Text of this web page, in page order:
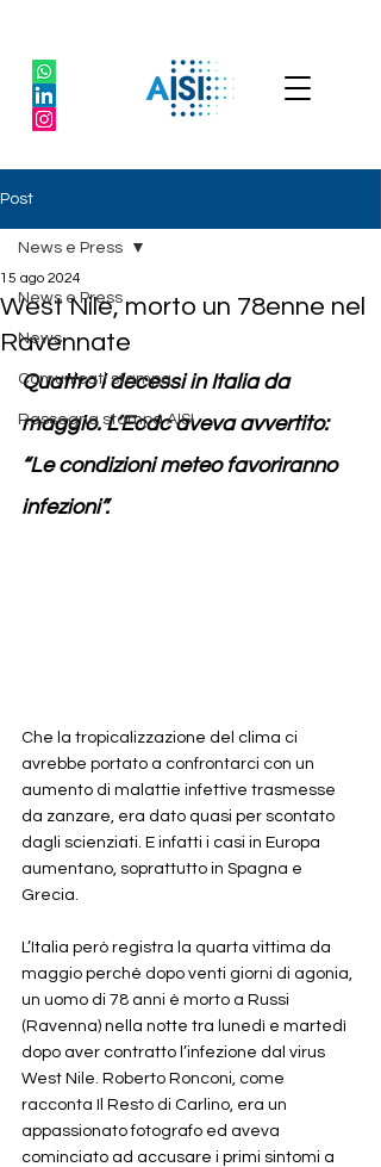
Post
News e Press
News
Comunicati stampa
Rassegna stampa AISI
News e Press
West Nile, morto un 78enne nel
Ravennate
15 ago 2024
Quattro i decessi in Italia da
maggio. L’Ecdc aveva avvertito:
“Le condizioni meteo favoriranno
infezioni”.
Che la tropicalizzazione del clima ci
avrebbe portato a confrontarci con un
aumento di malattie infettive trasmesse
da zanzare, era dato quasi per scontato
dagli scienziati. E infatti i casi in Europa
aumentano, soprattutto in Spagna e
Grecia.
L’Italia però registra la quarta vittima da
maggio perché dopo venti giorni di agonia,
un uomo di 78 anni è morto a Russi
(Ravenna) nella notte tra lunedì e martedì
dopo aver contratto l’infezione dal virus
West Nile. Roberto Ronconi, come
racconta Il Resto di Carlino, era un
appassionato fotografo ed aveva
cominciato ad accusare i primi sintomi a